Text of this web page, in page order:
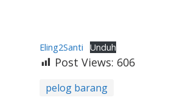
Eling2Santi Unduh
Post Views: 606
pelog barang